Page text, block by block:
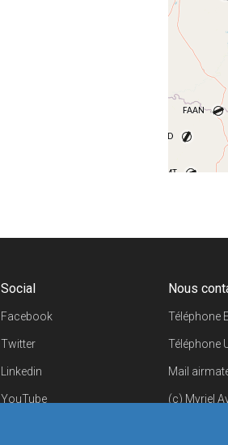
Social
Facebook
Twitter
Linkedin
YouTube
Nous
Téléphone
Téléphone
Mail
(c) Myriel